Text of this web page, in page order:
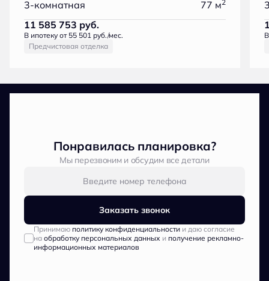
3-комнатная 77 м2
11 585 753 руб.
В ипотеку от 55 501 руб./мес.
Предчистовая отделка
Понравилась планировка?
Мы перезвоним и обсудим все детали
Заказать звонок
Принимаю политику конфиденциальностии даю согласие
на обработку персональных данных и получение рекламно-
информационных материалов